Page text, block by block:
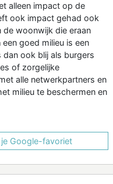
alleen impact op de
ook impact gehad ook
de woonwijk die eraan
goed milieu is een
dan ook blij als burgers
of zorgelijke
alle netwerkpartners en
milieu te beschermen en
je Google-favoriet